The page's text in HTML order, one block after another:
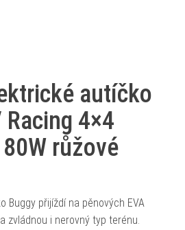
autíčko
Racing 4×4
růžové
Buggy přijíždí na pěnových EVA
zvládnou i nerovný typ terénu.